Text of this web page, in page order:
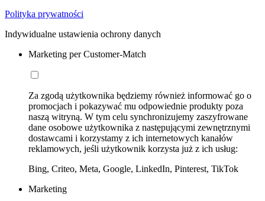
Polityka prywatności
Indywidualne ustawienia ochrony danych
Marketing per Customer-Match
Za zgodą użytkownika będziemy również informować go o
promocjach i pokazywać mu odpowiednie produkty poza
naszą witryną. W tym celu synchronizujemy zaszyfrowane
dane osobowe użytkownika z następującymi zewnętrznymi
dostawcami i korzystamy z ich internetowych kanałów
reklamowych, jeśli użytkownik korzysta już z ich usług:
Bing, Criteo, Meta, Google, LinkedIn, Pinterest, TikTok
Marketing